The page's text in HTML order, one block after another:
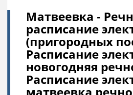
Матвеевка -
расписание
(пригородных
Расписание
новогодняя
Расписание